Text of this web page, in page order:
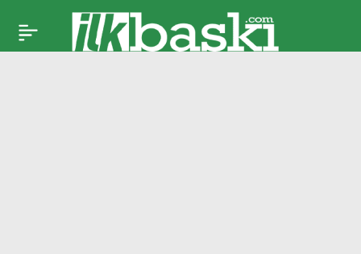
Serhou Guirassy’nin